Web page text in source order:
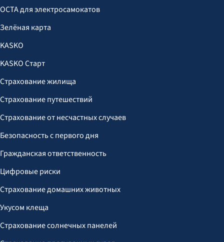
OCTA для электросамокатов
Зелёная карта
KASKO
KASKO Старт
Страхование жилища
Страхование путешествий
Страхование от несчастных случаев
Безопасность с первого дня
Гражданская ответственность
Цифровые риски
Страхование домашних животных
Укусом клеща
Страхование солнечных панелей